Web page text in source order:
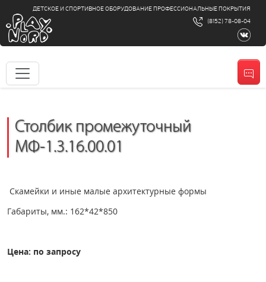
ДЕТСКОЕ И СПОРТИВНОЕ ОБОРУДОВАНИЕ ПРОФЕССИОНАЛЬНЫЕ ПОКРЫТИЯ
(8152) 78-08-04
Столбик промежуточный
МФ-1.3.16.00.01
Скамейки и иные малые архитектурные формы
Габариты, мм.: 162*42*850
Цена: по запросу